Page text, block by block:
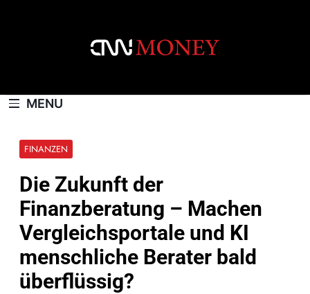
MENU
FINANZEN
Die Zukunft der
Finanzberatung – Machen
Vergleichsportale und KI
menschliche Berater bald
überflüssig?